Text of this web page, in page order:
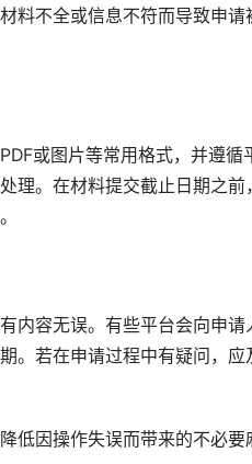
料不全或信息不符而导致申
或图片等常用格式，并遵循
理。在材料提交截止日期之
内容无误。有些平台会向申
。若在申请过程中有疑问，
低因操作失误而带来的不必